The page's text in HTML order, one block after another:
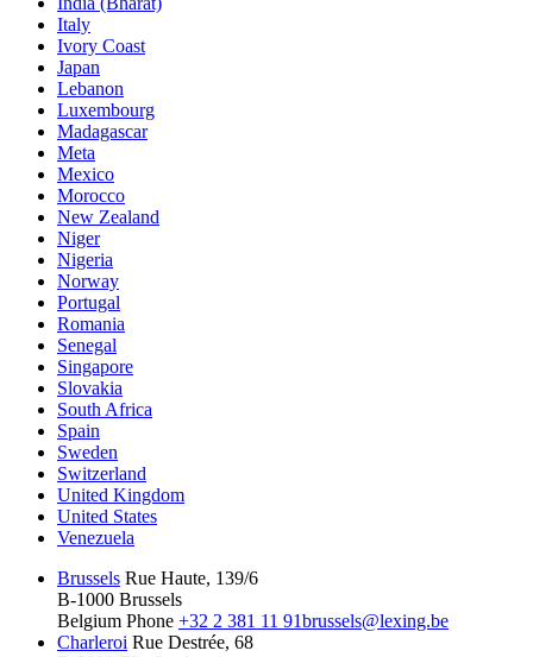
Italy
Ivory Coast
Japan
Lebanon
Luxembourg
Madagascar
Meta
Mexico
Morocco
New Zealand
Niger
Nigeria
Norway
Portugal
Romania
Senegal
Singapore
Slovakia
South Africa
Spain
Sweden
Switzerland
United Kingdom
United States
Venezuela
Brussels Rue Haute, 139/6
B-1000 Brussels
Belgium Phone +32 2 381 11 91brussels@lexing.be
Charleroi Rue Destrée, 68